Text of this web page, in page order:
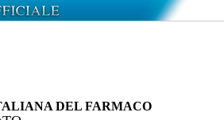
DEL FARMACO